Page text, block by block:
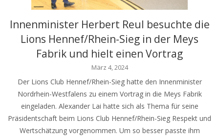
Innenminister Herbert Reul besuchte die
Lions Hennef/Rhein-Sieg in der Meys
Fabrik und hielt einen Vortrag
März 4, 2024
Der Lions Club Hennef/Rhein-Sieg hatte den Innenminister
Nordrhein-Westfalens zu einem Vortrag in die Meys Fabrik
eingeladen. Alexander Lai hatte sich als Thema für seine
Präsidentschaft beim Lions Club Hennef/Rhein-Sieg Respekt und
Wertschätzung vorgenommen. Um so besser passte ihm